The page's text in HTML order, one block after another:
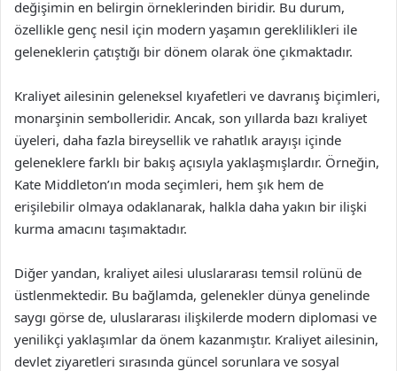
değişimin en belirgin örneklerinden biridir. Bu durum,
özellikle genç nesil için modern yaşamın gereklilikleri ile
geleneklerin çatıştığı bir dönem olarak öne çıkmaktadır.
Kraliyet ailesinin geleneksel kıyafetleri ve davranış biçimleri,
monarşinin sembolleridir. Ancak, son yıllarda bazı kraliyet
üyeleri, daha fazla bireysellik ve rahatlık arayışı içinde
geleneklere farklı bir bakış açısıyla yaklaşmışlardır. Örneğin,
Kate Middleton’ın moda seçimleri, hem şık hem de
erişilebilir olmaya odaklanarak, halkla daha yakın bir ilişki
kurma amacını taşımaktadır.
Diğer yandan, kraliyet ailesi uluslararası temsil rolünü de
üstlenmektedir. Bu bağlamda, gelenekler dünya genelinde
saygı görse de, uluslararası ilişkilerde modern diplomasi ve
yenilikçi yaklaşımlar da önem kazanmıştır. Kraliyet ailesinin,
devlet ziyaretleri sırasında güncel sorunlara ve sosyal